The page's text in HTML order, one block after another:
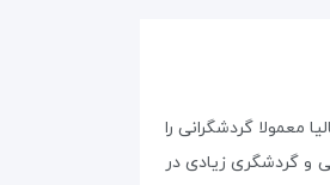
معمولا گردشگرانی را
و گردشگری زیادی در